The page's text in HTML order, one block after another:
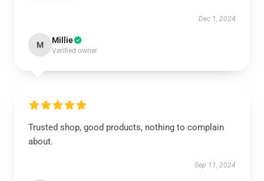
Dec 1, 2024
M Millie
Verified owner
Trusted shop, good products, nothing to complain
about.
Sep 11, 2024